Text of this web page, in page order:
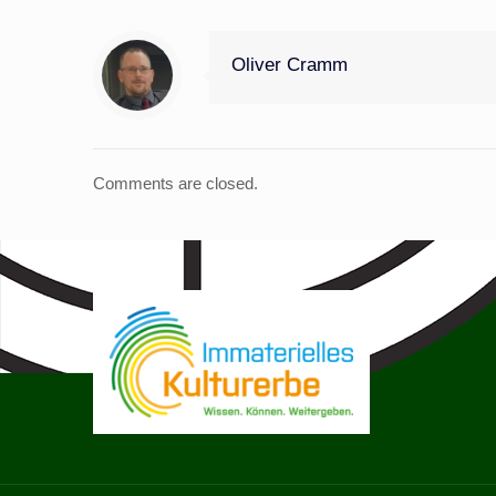
Oliver Cramm
Comments are closed.